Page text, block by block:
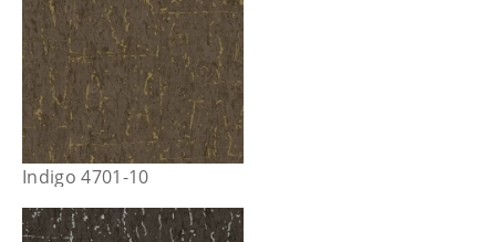
Indigo 4701-10